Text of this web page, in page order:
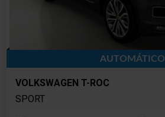
AUTOMÁTICO
VOLKSWAGEN T-ROC
SPORT